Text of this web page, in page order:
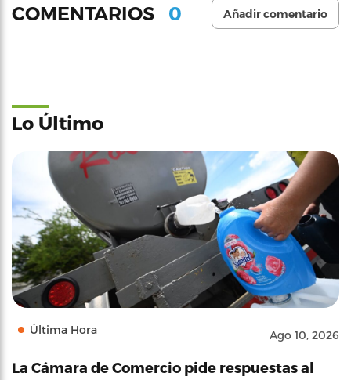
COMENTARIOS 0 Añadir comentario
Lo Último
Última Hora Ago 10, 2026
La Cámara de Comercio pide respuestas al